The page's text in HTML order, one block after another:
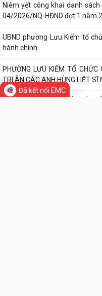
UBND phường Lưu Kiếm ban
thu tiền sử dụng đất đợt ngày...
Niêm yết công khai danh
04/2026/NQ-HĐND đợt 1 năm
UBND phường Lưu Kiếm tổ
hành chính
Đã kết nối EMC